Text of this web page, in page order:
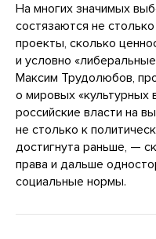
На многих значимых
состязаются не
проекты, сколько
и условно
Максим Трудолюбов,
о мировых «культурных
российские власти на
не столько к
достигнута раньше, —
права и дальше
социальные нормы.